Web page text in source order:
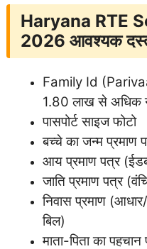
Haryana RTE
2026 आवश्यक
Family Id
1.80 लाख से अधिक
पासपोर्ट साइज फोटो
बच्चे का जन्म प्रमाण
आय प्रमाण पत्र
जाति प्रमाण पत्र
निवास प्रमाण
बिल)
माता-पिता का पहचान